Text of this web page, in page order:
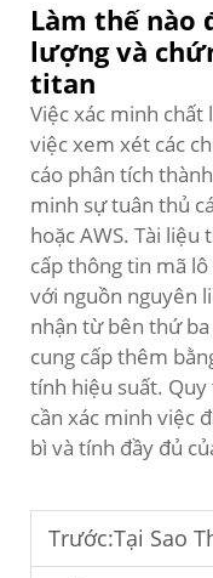
Làm thế nào
lượng và
titan
Việc xác minh
việc xem xét các
cáo phân tích
minh sự tuân thủ
hoặc AWS. Tài
cấp thông tin mã
với nguồn nguyên
nhận từ bên thứ
cung cấp thêm
tính hiệu suất.
cần xác minh việc
bì và tính đầy đủ
Trước:Tại Sao Thanh